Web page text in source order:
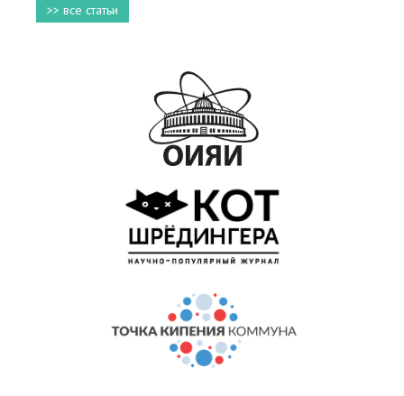
>> все статьи